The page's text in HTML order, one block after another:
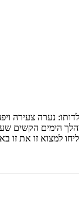
נערה
הימים הקשים
למצוא זו את